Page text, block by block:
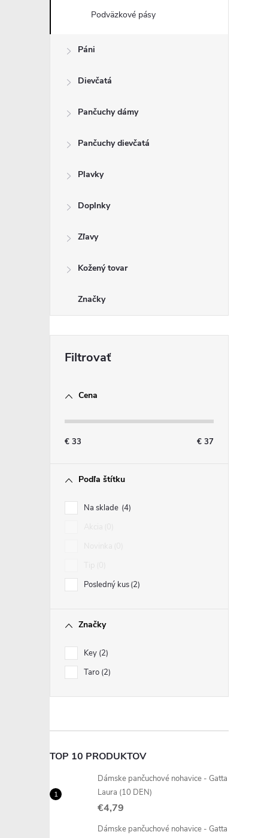
Podväzkové pásy
Páni
Dievčatá
Pančuchy dámy
Pančuchy dievčatá
Plavky
Doplnky
Zľavy
Kožený tovar
Značky
Cena
€ 33 € 37
Podľa štítku
Na sklade 4
Posledný kus 2
Značky
Key 2
Taro 2
TOP 10 PRODUKTOV
Dámske pančuchové nohavice - Gatta
Laura (10 DEN)
€4,79
Dámske pančuchové nohavice - Gatta